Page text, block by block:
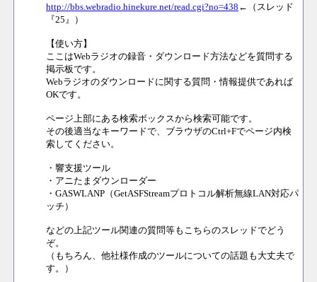
http://bbs.webradio.hinekure.net/read.cgi?no=438 ←（スレッド
『25』）
【使い方】
ここはWebラジオの録音・ダウンロード方法などを質問する
掲示板です。
Webラジオのダウンロードに関する質問・情報提供であれば
OKです。
ページ上部にある検索ボックスから検索可能です。
その後適当なキーワードで、ブラウザのCtrl+Fでページ内検
索してください。
・響支援ツール
・アニたまダウンローダー
・GASWLANP（GetASFStreamプロトコル解析無線LAN対応パ
ッチ）
などの上記ツール関連の質問等もこちらのスレッドでどう
ぞ。
（もちろん、他社様作成のツールについての話題も大丈夫で
す。）